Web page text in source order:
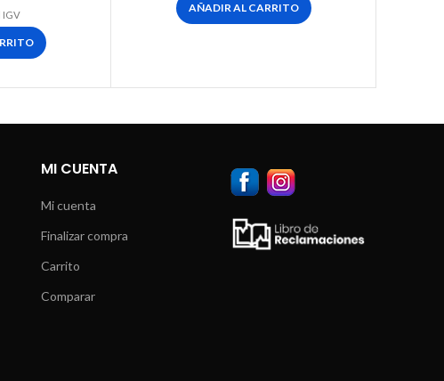
IGV
AÑADIR AL CARRITO
MI CUENTA
Mi cuenta
Finalizar compra
Carrito
Comparar